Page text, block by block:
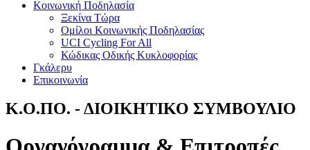
Κοινωνική Ποδηλασία
Ξεκίνα Τώρα
Ομίλοι Κοινωνικής Ποδηλασίας
UCI Cycling For All
Κώδικας Οδικής Κυκλοφορίας
Γκάλερυ
Επικοινωνία
Κ.Ο.ΠΟ. - ΔΙΟΙΚΗΤΙΚΟ ΣΥΜΒΟΥΛΙΟ